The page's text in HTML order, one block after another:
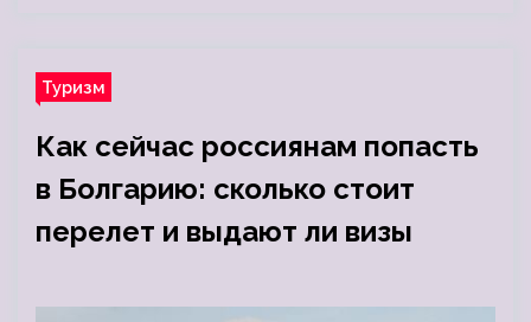
Туризм
Как сейчас россиянам попасть
в Болгарию: сколько стоит
перелет и выдают ли визы